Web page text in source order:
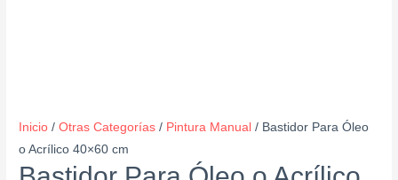
Inicio /Otras Categorías / Pintura Manual / Bastidor Para Óleo
o Acrílico 40×60 cm